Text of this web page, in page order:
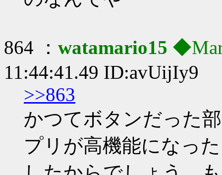
864 ： watamario15
11:44:41.49 ID:avUijIy9
>>863
かつてボタンだった
プリが高機能になっ